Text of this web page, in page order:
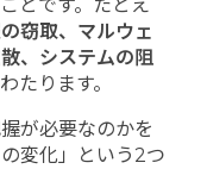
とです。たとえ
窃取、マルウェ
、システムの阻
たります。
が必要なのかを
変化」という2つ